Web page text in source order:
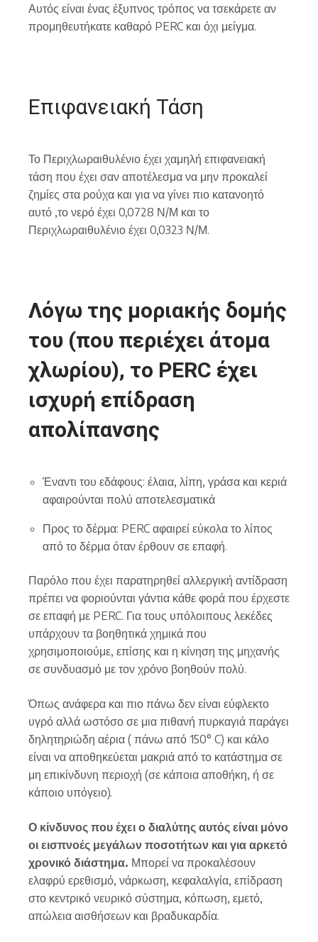
Αυτός είναι ένας έξυπνος τρόπος να τσεκάρετε αν
προμηθευτήκατε καθαρό PERC και όχι μείγμα.
Επιφανειακή Τάση
Το Περιχλωραιθυλένιο έχει χαμηλή επιφανειακή
τάση που έχει σαν αποτέλεσμα να μην προκαλεί
ζημίες στα ρούχα και για να γίνει πιο κατανοητό
αυτό ,το νερό έχει 0,0728 Ν/Μ και το
Περιχλωραιθυλένιο έχει 0,0323 Ν/Μ.
Λόγω της μοριακής δομής
του (που περιέχει άτομα
χλωρίου), το PERC έχει
ισχυρή επίδραση
απολίπανσης
Έναντι του εδάφους: έλαια, λίπη, γράσα και κεριά
αφαιρούνται πολύ αποτελεσματικά
Προς το δέρμα: PERC αφαιρεί εύκολα το λίπος
από το δέρμα όταν έρθουν σε επαφή.
Παρόλο που έχει παρατηρηθεί αλλεργική αντίδραση
πρέπει να φοριούνται γάντια κάθε φορά που έρχεστε
σε επαφή με PERC. Για τους υπόλοιπους λεκέδες
υπάρχουν τα βοηθητικά χημικά που
χρησιμοποιούμε, επίσης και η κίνηση της μηχανής
σε συνδυασμό με τον χρόνο βοηθούν πολύ.
Όπως ανάφερα και πιο πάνω δεν είναι εύφλεκτο
υγρό αλλά ωστόσο σε μια πιθανή πυρκαγιά παράγει
δηλητηριώδη αέρια ( πάνω από 150° C) και κάλο
είναι να αποθηκεύεται μακριά από το κατάστημα σε
μη επικίνδυνη περιοχή (σε κάποια αποθήκη, ή σε
κάποιο υπόγειο).
Ο κίνδυνος που έχει ο διαλύτης αυτός είναι μόνο
οι εισπνοές μεγάλων ποσοτήτων και για αρκετό
χρονικό διάστημα. Μπορεί να προκαλέσουν
ελαφρύ ερεθισμό, νάρκωση, κεφαλαλγία, επίδραση
στο κεντρικό νευρικό σύστημα, κόπωση, εμετό,
απώλεια αισθήσεων και βραδυκαρδία.